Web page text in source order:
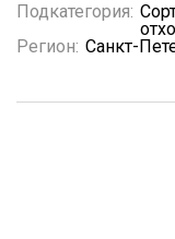
Подкатегория:
Регион: Санкт-